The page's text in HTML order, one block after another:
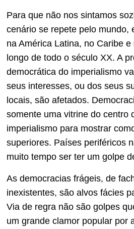
Para que não nos sintamos
cenário se repete pelo mundo,
na América Latina, no Caribe
longo de todo o século XX. A
democrática do imperialismo
seus interesses, ou dos seus
locais, são afetados.
somente uma vitrine do centro
imperialismo para mostrar
superiores. Países periféricos
muito tempo ser ter um golpe
As democracias frágeis, de
inexistentes, são alvos fácies
Via de regra não são golpes
um grande clamor popular por